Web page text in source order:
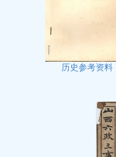
历史参考资料